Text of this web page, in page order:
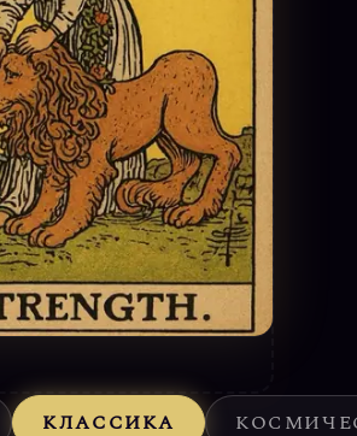
КЛАССИКА